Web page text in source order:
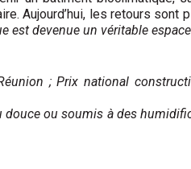
Aujourd’hui, les retours sont
est devenue un véritable
; Prix national
douce ou soumis à des